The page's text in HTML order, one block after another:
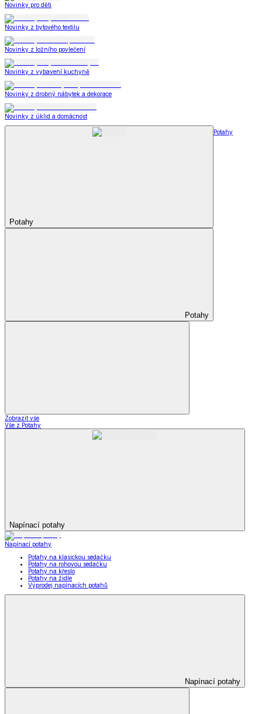
Novinky pro děti
Novinky z bytového textilu
Novinky z ložního povlečení
Novinky z vybavení kuchyně
Novinky z drobný nábytek a dekorace
Novinky z úklid a domácnost
Potahy
Potahy
Potahy
Zobrazit vše
Vše z Potahy
Napínací potahy
Napínací potahy
Potahy na klasickou sedačku
Potahy na rohovou sedačku
Potahy na křeslo
Potahy na židle
Výprodej napínacích potahů
Napínací potahy